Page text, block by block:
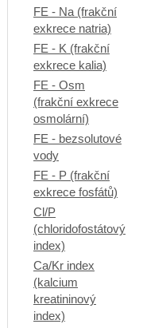
FE - Na (frakční
exkrece natria)
FE - K (frakční
exkrece kalia)
FE - Osm
(frakční exkrece
osmolární)
FE - bezsolutové
vody
FE - P (frakční
exkrece fosfátů)
Cl/P
(chloridofostátový
index)
Ca/Kr index
(kalcium
kreatininový
index)